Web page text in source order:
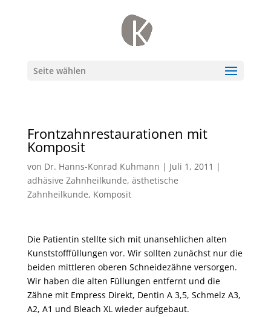
Seite wählen
Frontzahnrestaurationen mit
Komposit
von Dr. Hanns-Konrad Kuhmann | Juli 1, 2011 |
adhäsive Zahnheilkunde, ästhetische
Zahnheilkunde, Komposit
Die Patientin stellte sich mit unansehlichen alten
Kunststofffüllungen vor. Wir sollten zunächst nur die
beiden mittleren oberen Schneidezähne versorgen.
Wir haben die alten Füllungen entfernt und die
Zähne mit Empress Direkt, Dentin A 3,5, Schmelz A3,
A2, A1 und Bleach XL wieder aufgebaut.